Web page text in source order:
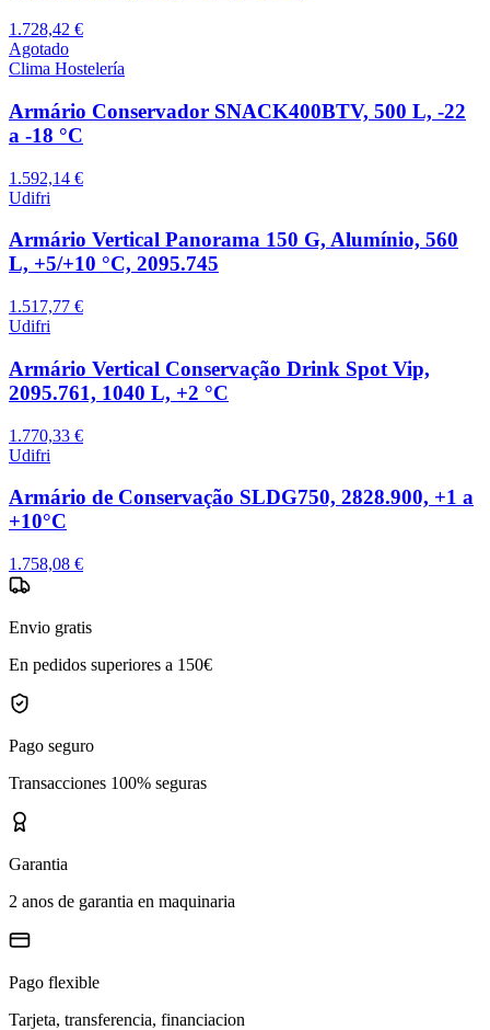
1.728,42 €
Agotado
Clima Hostelería
Armário Conservador SNACK400BTV, 500 L, -22
a -18 °C
1.592,14 €
Udifri
Armário Vertical Panorama 150 G, Alumínio, 560
L, +5/+10 °C, 2095.745
1.517,77 €
Udifri
Armário Vertical Conservação Drink Spot Vip,
2095.761, 1040 L, +2 °C
1.770,33 €
Udifri
Armário de Conservação SLDG750, 2828.900, +1 a
+10°C
1.758,08 €
Envio gratis
En pedidos superiores a 150€
Pago seguro
Transacciones 100% seguras
Garantia
2 anos de garantia en maquinaria
Pago flexible
Tarjeta, transferencia, financiacion